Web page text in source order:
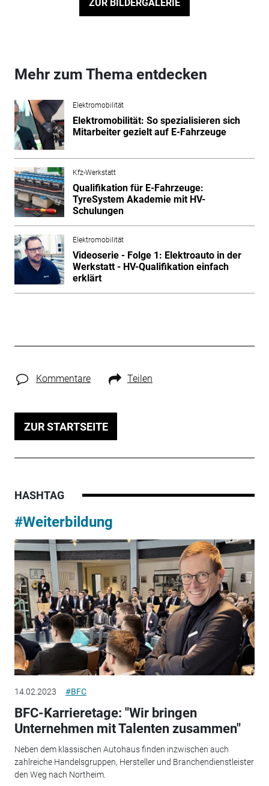
ZUR BILDERGALERIE
Mehr zum Thema entdecken
Elektromobilität
Elektromobilität: So spezialisieren sich
Mitarbeiter gezielt auf E-Fahrzeuge
Kfz-Werkstatt
Qualifikation für E-Fahrzeuge:
TyreSystem Akademie mit HV-
Schulungen
Elektromobilität
Videoserie - Folge 1: Elektroauto in der
Werkstatt - HV-Qualifikation einfach
erklärt
Kommentare Teilen
ZUR STARTSEITE
HASHTAG
#Weiterbildung
14.02.2023 #BFC
BFC-Karrieretage: "Wir bringen
Unternehmen mit Talenten zusammen"
Neben dem klassischen Autohaus finden inzwischen auch
zahlreiche Handelsgruppen, Hersteller und Branchendienstleister
den Weg nach Northeim.